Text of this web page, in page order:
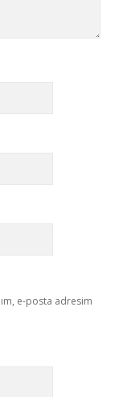
e-posta adresim